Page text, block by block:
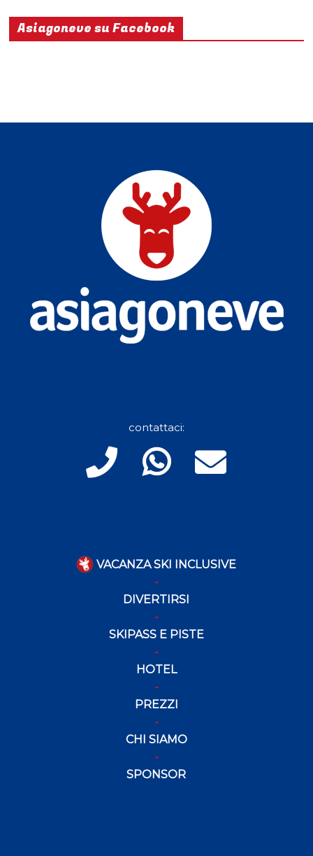
Asiagoneve su Facebook
contattaci:
VACANZA SKI INCLUSIVE
DIVERTIRSI
SKIPASS E PISTE
HOTEL
PREZZI
CHI SIAMO
SPONSOR